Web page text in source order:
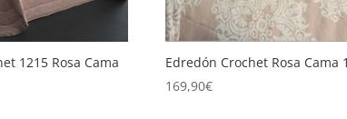
1215 Rosa Cama
Edredón Crochet Rosa Cama
169,90€